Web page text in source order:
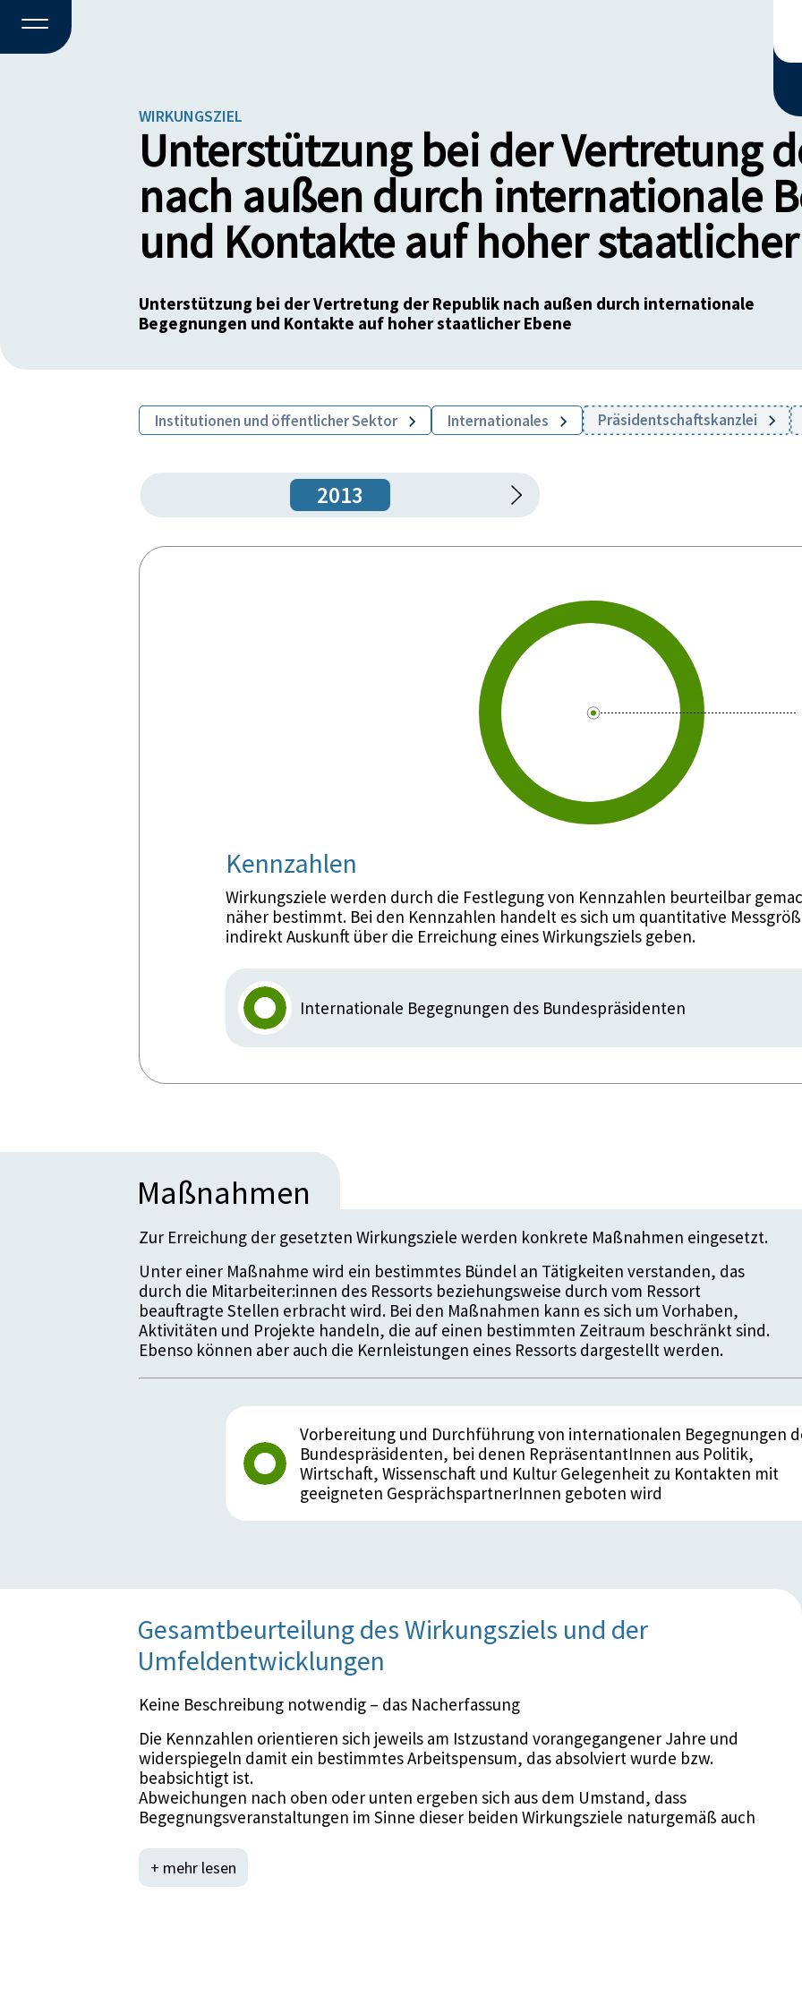
WIRKUNGSZIEL
Unterstützung bei der Vertretung
nach außen durch internationale
und Kontakte auf hoher
Unterstützung bei der Vertretung der Republik nach außen durch internationale
Begegnungen und Kontakte auf hoher staatlicher Ebene
Institutionen und öffentlicher Sektor Internationales Präsidentschaftskanzlei
2013
Kennzahlen
Wirkungsziele werden durch die Festlegung von Kennzahlen beurteilbar
näher bestimmt. Bei den Kennzahlen handelt es sich um quantitative
indirekt Auskunft über die Erreichung eines Wirkungsziels geben.
Internationale Begegnungen des Bundespräsidenten
Maßnahmen
Zur Erreichung der gesetzten Wirkungsziele werden konkrete Maßnahmen eingesetzt.
Unter einer Maßnahme wird ein bestimmtes Bündel an Tätigkeiten verstanden, das
durch die Mitarbeiter:innen des Ressorts beziehungsweise durch vom Ressort
beauftragte Stellen erbracht wird. Bei den Maßnahmen kann es sich um Vorhaben,
Aktivitäten und Projekte handeln, die auf einen bestimmten Zeitraum beschränkt sind.
Ebenso können aber auch die Kernleistungen eines Ressorts dargestellt werden.
Vorbereitung und Durchführung von internationalen Begegnungen
Bundespräsidenten, bei denen RepräsentantInnen aus Politik,
Wirtschaft, Wissenschaft und Kultur Gelegenheit zu Kontakten mit
geeigneten GesprächspartnerInnen geboten wird
Gesamtbeurteilung des Wirkungsziels und der
Umfeldentwicklungen
Keine Beschreibung notwendig – das Nacherfassung
Die Kennzahlen orientieren sich jeweils am Istzustand vorangegangener Jahre und
widerspiegeln damit ein bestimmtes Arbeitspensum, das absolviert wurde bzw.
beabsichtigt ist.
Abweichungen nach oben oder unten ergeben sich aus dem Umstand, dass
Begegnungsveranstaltungen im Sinne dieser beiden Wirkungsziele naturgemäß auch
Notwendigkeit eines zusätzlichen Termins
+ mehr lesen